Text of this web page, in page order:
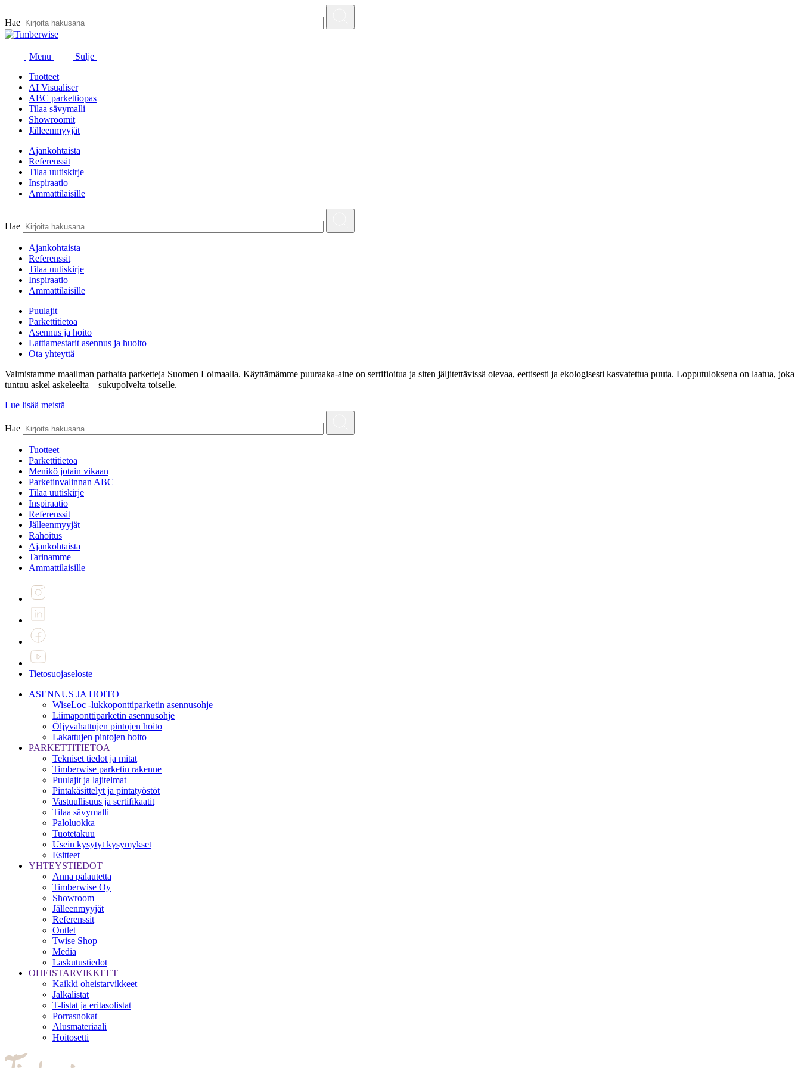
sisältöön
Hae
Menu
Sulje
Tuotteet
AI Visualiser
ABC parkettiopas
Tilaa sävymalli
Showroomit
Jälleenmyyjät
Ajankohtaista
Referenssit
Tilaa uutiskirje
Inspiraatio
Ammattilaisille
Hae
Ajankohtaista
Referenssit
Tilaa uutiskirje
Inspiraatio
Ammattilaisille
Puulajit
Parkettitietoa
Asennus ja hoito
Lattiamestarit asennus ja huolto
Ota yhteyttä
Valmistamme maailman parhaita parketteja Suomen Loimaalla. Käyttämämme puuraaka-aine on sertifioitua ja siten jäljitettävissä olevaa, eettisesti ja ekologisesti kasvatettua puuta. Lopputuloksena on laatua, joka
tuntuu askel askeleelta – sukupolvelta toiselle.
Lue lisää meistä
Hae
Tuotteet
Parkettitietoa
Menikö jotain vikaan
Parketinvalinnan ABC
Tilaa uutiskirje
Inspiraatio
Referenssit
Jälleenmyyjät
Rahoitus
Ajankohtaista
Tarinamme
Ammattilaisille
Tietosuojaseloste
ASENNUS JA HOITO
WiseLoc -lukkoponttiparketin asennusohje
Liimaponttiparketin asennusohje
Öljyvahattujen pintojen hoito
Lakattujen pintojen hoito
PARKETTITIETOA
Tekniset tiedot ja mitat
Timberwise parketin rakenne
Puulajit ja lajitelmat
Pintakäsittelyt ja pintatyöstöt
Vastuullisuus ja sertifikaatit
Tilaa sävymalli
Paloluokka
Tuotetakuu
Usein kysytyt kysymykset
Esitteet
YHTEYSTIEDOT
Anna palautetta
Timberwise Oy
Showroom
Jälleenmyyjät
Referenssit
Outlet
Twise Shop
Media
Laskutustiedot
OHEISTARVIKKEET
Kaikki oheistarvikkeet
Jalkalistat
T-listat ja eritasolistat
Porrasnokat
Alusmateriaali
Hoitosetti